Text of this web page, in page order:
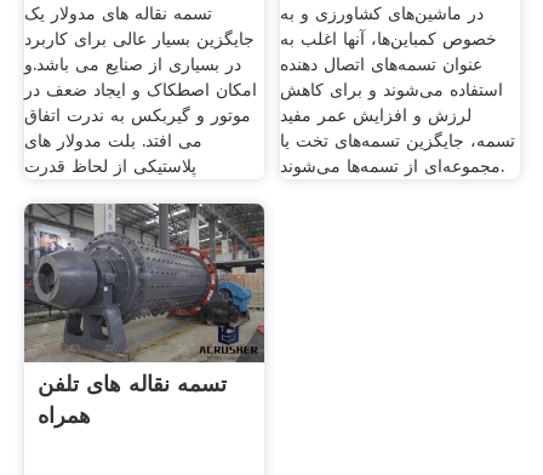
تسمه نقاله های مدولار یک
جایگزین بسیار عالی برای کاربرد
در بسیاری از صنایع می باشد.و
امکان اصطکاک و ایجاد ضعف در
موتور و گیربکس به ندرت اتفاق
می افتد. بلت مدولار های
پلاستیکی از لحاظ قدرت
در ماشین‌های کشاورزی و به
خصوص کمباین‌ها، آنها اغلب به
عنوان تسمه‌های اتصال دهنده
استفاده می‌شوند و برای کاهش
لرزش و افزایش عمر مفید
تسمه، جایگزین تسمه‌های تخت یا
مجموعه‌ای از تسمه‌ها می‌شوند.
تسمه نقاله های تلفن
همراه